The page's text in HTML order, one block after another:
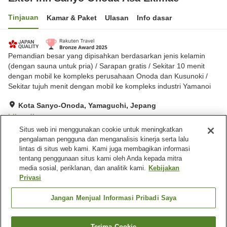
Tinjauan Kamar & Paket Ulasan Info dasar
Pemandian besar yang dipisahkan berdasarkan jenis kelamin
(dengan sauna untuk pria) / Sarapan gratis / Sekitar 10 menit
dengan mobil ke kompleks perusahaan Onoda dan Kusunoki /
Sekitar tujuh menit dengan mobil ke kompleks industri Yamanoi
Kota Sanyo-Onoda, Yamaguchi, Jepang
Lihat di peta
Hebat Ulasan:1,214
Fasilitas properti
Tempat parkir
Mesin penjual otomatis
Pemandian udara terbuka
(air panas)
Situs web ini menggunakan cookie untuk meningkatkan
pengalaman pengguna dan menganalisis kinerja serta lalu
lintas di situs web kami. Kami juga membagikan informasi
tentang penggunaan situs kami oleh Anda kepada mitra
media sosial, periklanan, dan analitik kami. Kebijakan
Privasi
Jangan Menjual Informasi Pribadi Saya